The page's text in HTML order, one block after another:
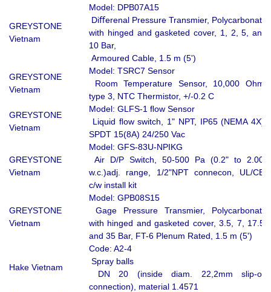
GREYSTONE
Vietnam
Model: DPB07A15
Diﬀerenal Pressure Transmier, Polycarbonate
with hinged and gasketed cover, 1, 2, 5, and
10 Bar,
Armoured Cable, 1.5 m (5')
GREYSTONE
Vietnam
Model: TSRC7 Sensor
Room Temperature Sensor, 10,000 Ohm,
type 3, NTC Thermistor, +/-0.2 C
GREYSTONE
Vietnam
Model: GLFS-1 ﬂow Sensor
Liquid ﬂow switch, 1" NPT, IP65 (NEMA 4X),
SPDT 15(8A) 24/250 Vac
GREYSTONE
Vietnam
Model: GFS-83U-NPIKG
Air D/P Switch, 50-500 Pa (0.2" to 2.00"
w.c.)adj. range, 1/2"NPT connecon, UL/CE,
c/w install kit
GREYSTONE
Vietnam
Model: GPB08S15
Gage Pressure Transmier, Polycarbonate
with hinged and gasketed cover, 3.5, 7, 17.5,
and 35 Bar, FT-6 Plenum Rated, 1.5 m (5')
Hake Vietnam
Code: A2-4
Spray balls
DN 20 (inside diam. 22,2mm slip-on
connection), material 1.4571